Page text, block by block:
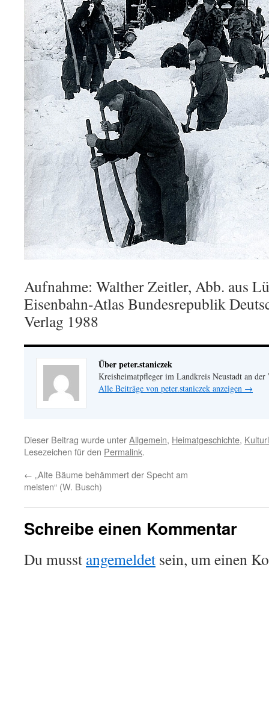
Aufnahme: Walther Zeitler, Abb. aus
Eisenbahn-Atlas Bundesrepublik
Verlag 1988
Über peter.staniczek
Kreisheimatpfleger im Landkreis Neustadt an der
Alle Beiträge von peter.staniczek anzeigen →
Dieser Beitrag wurde unterAllgemein, Heimatgeschichte,
Lesezeichen für den Permalink.
← „Alte Bäume behämmert der Specht am
meisten“ (W. Busch)
Schreibe einen Kommentar
Du musst angemeldet sein, um einen